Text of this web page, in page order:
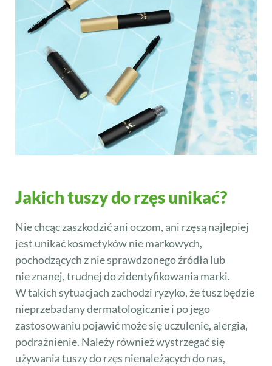
Jakich tuszy do rzęs unikać?
Nie chcąc zaszkodzić ani oczom, ani rzęsą najlepiej
jest unikać kosmetyków nie markowych,
pochodzących z nie sprawdzonego źródła lub
nie znanej, trudnej do zidentyfikowania marki.
W takich sytuacjach zachodzi ryzyko, że tusz będzie
nieprzebadany dermatologicznie i po jego
zastosowaniu pojawić może się uczulenie, alergia,
podrażnienie. Należy również wystrzegać się
używania tuszy do rzęs nienależących do nas,